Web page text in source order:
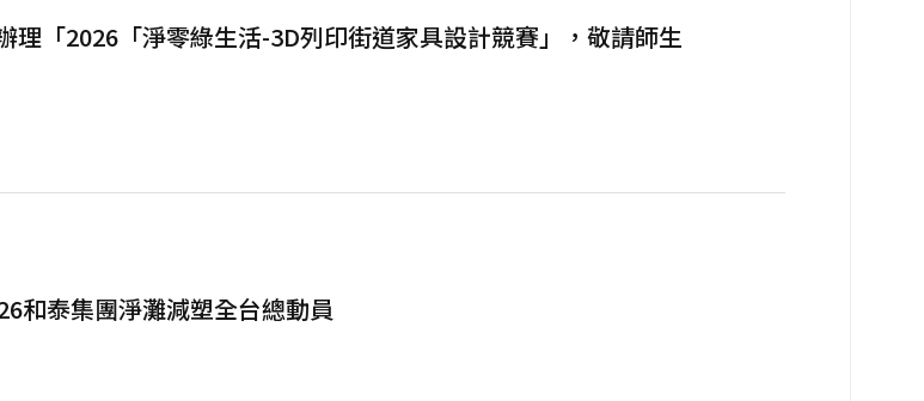
理「2026「淨零綠生活-3D列印街道家具設計競賽」，敬請師生
和泰集團淨灘減塑全台總動員